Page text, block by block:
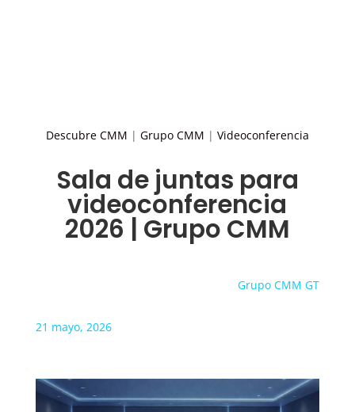
Descubre CMM | Grupo CMM | Videoconferencia
Sala de juntas para
videoconferencia
2026 | Grupo CMM
Grupo CMM GT
21 mayo, 2026